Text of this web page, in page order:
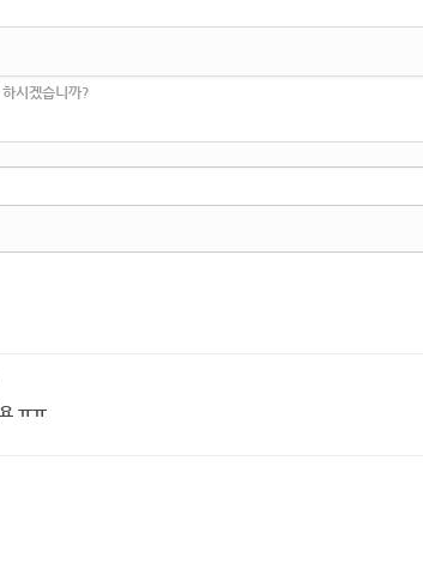
시겠습니까?
ㅠㅠ